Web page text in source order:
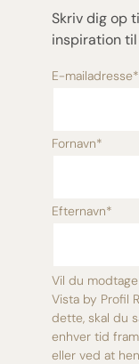
Skriv dig op
inspiration
E-mailadresse*
Fornavn*
Efternavn*
Vil du
Vista by Profil
dette, skal du
enhver tid
eller ved at